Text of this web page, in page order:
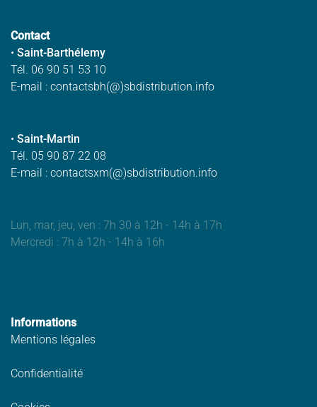
Contact
• Saint-Barthélemy
Tél. 06 90 51 53 10
E-mail : contactsbh(@)sbdistribution.info
• Saint-Martin
Tél. 05 90 87 22 08
E-mail : contactsxm(@)sbdistribution.info
Lun, mar, jeu, ven : 7h 30 à 12h - 14h à 17h
Mercredi : 7h à 12h - 14h à 16h
Informations
Mentions légales
Confidentialité